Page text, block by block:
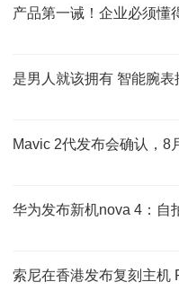
产品第一诫！企业必须懂
是男人就该拥有 智能腕表
Mavic 2代发布会确认，8
华为发布新机nova 4：自
索尼在香港发布复刻主机